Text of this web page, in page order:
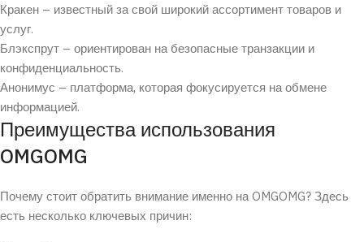
Кракен – известный за свой широкий ассортимент товаров и
услуг.
Блэкспрут – ориентирован на безопасные транзакции и
конфиденциальность.
Анонимус – платформа, которая фокусируется на обмене
информацией.
Преимущества использования
OMGOMG
Почему стоит обратить внимание именно на OMGOMG? Здесь
есть несколько ключевых причин: